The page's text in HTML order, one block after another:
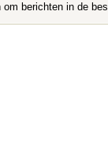
berichten in de